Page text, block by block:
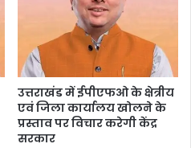
उत्तराखंड में ईपीएफओ के क्षेत्रीय
एवं जिला कार्यालय खोलने के
प्रस्ताव पर विचार करेगी केंद्र
सरकार